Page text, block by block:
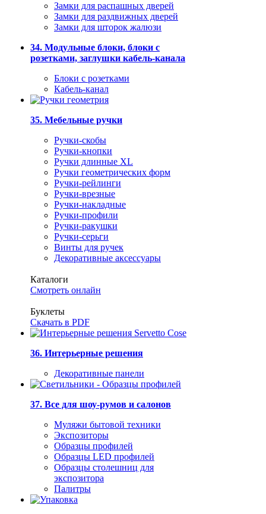
Замки для распашных дверей
Замки для раздвижных дверей
Замки для шторок жалюзи
34. Модульные блоки, блоки с
розетками, заглушки кабель-канала
Блоки с розетками
Кабель-канал
35. Мебельные ручки
Ручки-скобы
Ручки-кнопки
Ручки длинные XL
Ручки геометрических форм
Ручки-рейлинги
Ручки-врезные
Ручки-накладные
Ручки-профили
Ручки-ракушки
Ручки-серьги
Винты для ручек
Декоративные аксессуары
Каталоги
Смотреть онлайн
Буклеты
Скачать в PDF
36. Интерьерные решения
Декоративные панели
37. Все для шоу-румов и салонов
Муляжи бытовой техники
Экспозиторы
Образцы профилей
Образцы LED профилей
Образцы столешниц для
экспозитора
Палитры